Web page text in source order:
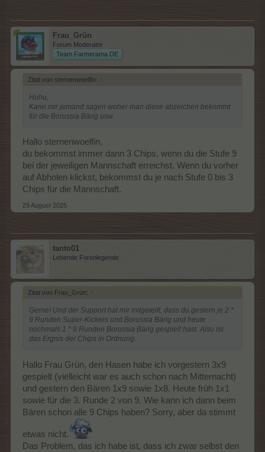
Frau_Grün
Forum Moderator
Team Farmerama DE
Zitat von sternenwoelfin: ↑
Huhu,
Kann mir jemand sagen woher man diese abzeichen bekommt
für die Borussia Bärig usw
Hallo sternenwoelfin,
du bekommst immer dann 3 Chips, wenn du die Stufe 9
bei der jeweiligen Mannschaft erreichst. Wenn du vorher
auf Abholen klickst, bekommst du je nach Stufe 0 bis 3
Chips für die Mannschaft.
29 August 2025
tanto01
Lebende Forenlegende
Zitat von Frau_Grün: ↑
Gerne! Und der Support hat mir mitgeteilt, dass du gestern je 2 *
9 Runden Super-Kickers und Borussia Bärig und heute
nochmals 1 * 9 Runden Borussia Bärig gespielt hast. Also ist
das Ergnis der Chips in Ordnung.
Hallo Frau Grün, den Hasen habe ich vorgestern 3x9
gespielt (vielleicht war es auch schon nach Mitternacht)
und gestern den Bären 1x9 sowie 1x8. Heute früh 1x1
sowie für die 3. Runde 2 von 9. Wie kann ich dann beim
Bären schon alle 9 Chips haben? Sorry, aber da stimmt
etwas nicht.
Das Problem, das ich habe ist, dass ich zwar selbst den